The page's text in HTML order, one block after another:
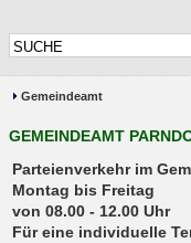
Gemeindeamt
GEMEINDEAMT
Parteienverkehr
Montag bis Freitag
von 08.00 - 12.00 Uhr
Für eine individuelle